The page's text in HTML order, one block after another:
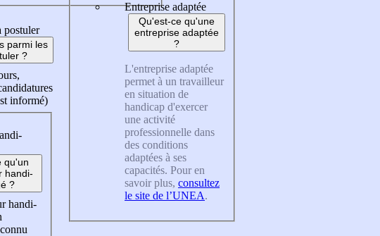
postuler
parmi les
?
informé)
qu'un
handi-
?
handi-
Entreprise adaptée
Qu'est-ce qu'une
entreprise adaptée
?
L'entreprise adaptée
permet à un travailleur
en situation de
handicap d'exercer
une activité
professionnelle dans
des conditions
adaptées à ses
capacités. Pour en
savoir plus, consultez
le site de l’UNEA.